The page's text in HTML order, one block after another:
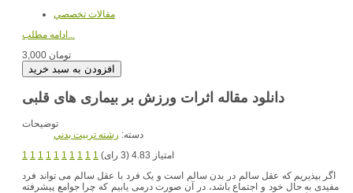
مقالات تخصصي
ادامه مطلب...
3,000 تومان
دانلود مقاله اثرات ورزش بر بیماری های قلبی
توضیحات
دسته: رشته تربيت بدني
1 1 1 1 1 1 1 1 1 1
امتیاز 4.83 (3 رای)
اگر بپذیریم که عقل سالم در بدن سالم است و یک فرد با عقل سالم می تواند فرد
مفیدی به حال خود و اجتماع باشد، در آن صورت درمی یابیم که چرا جوامع پیشرفته